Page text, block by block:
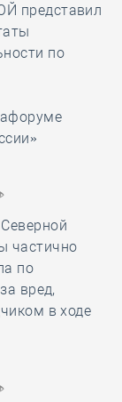
представил
по
частично
по
вред,
в ходе